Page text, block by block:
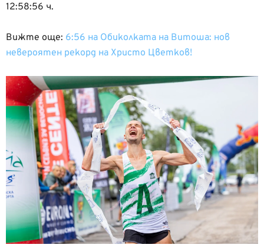
12:58:56 ч.
Вижте още: 6:56 на Обиколката на Витоша: нов
невероятен рекорд на Христо Цветков!